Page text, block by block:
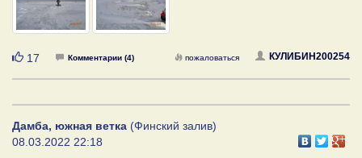
Нравится
17 Комментарии (4) КУЛИБИН200254
пожаловаться
Дамба, южная ветка (Финский залив)
08.03.2022 22:18